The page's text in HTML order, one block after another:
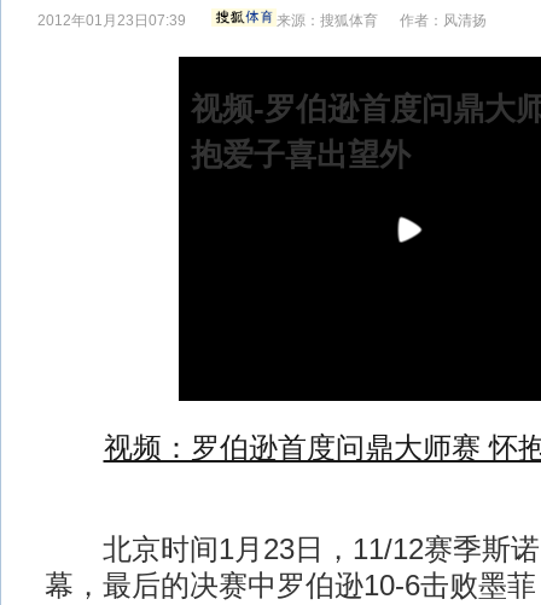
2012年01月23日07:39 来源：搜狐体育 作者：风清扬
视频-罗伯逊首度问鼎大
抱爱子喜出望外
视频：罗伯逊首度问鼎大师赛 怀
北京时间1月23日，11/12赛季斯诺
幕，最后的决赛中罗伯逊10-6击败墨